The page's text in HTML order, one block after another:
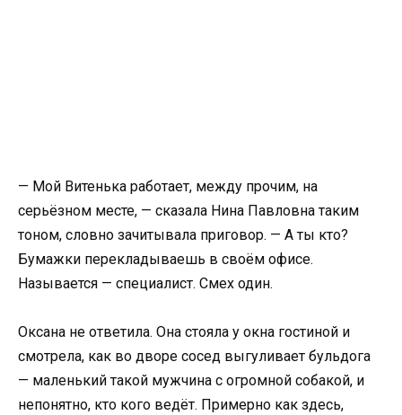
— Мой Витенька работает, между прочим, на
серьёзном месте, — сказала Нина Павловна таким
тоном, словно зачитывала приговор. — А ты кто?
Бумажки перекладываешь в своём офисе.
Называется — специалист. Смех один.
Оксана не ответила. Она стояла у окна гостиной и
смотрела, как во дворе сосед выгуливает бульдога
— маленький такой мужчина с огромной собакой, и
непонятно, кто кого ведёт. Примерно как здесь,